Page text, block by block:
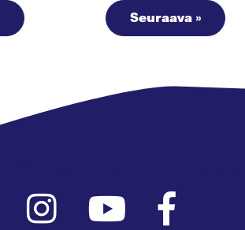
Seuraava »